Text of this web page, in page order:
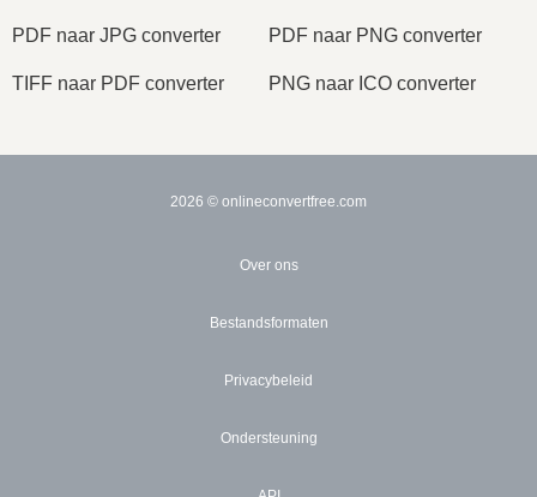
PDF naar JPG converter PDF naar PNG converter
TIFF naar PDF converter PNG naar ICO converter
2026 © onlineconvertfree.com
Over ons
Bestandsformaten
Privacybeleid
Ondersteuning